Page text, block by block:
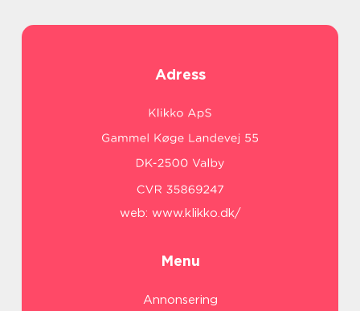
Adress
web: www.klikko.dk/
Menu
Annonsering